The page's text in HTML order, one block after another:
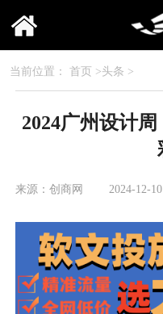
当前位置： 首页 >头条 >
2024广州设计
来源：创商网 2024-12-